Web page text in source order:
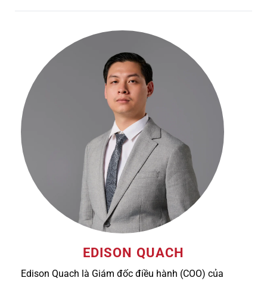
EDISON QUACH
Edison Quach là Giám đốc điều hành (COO) của